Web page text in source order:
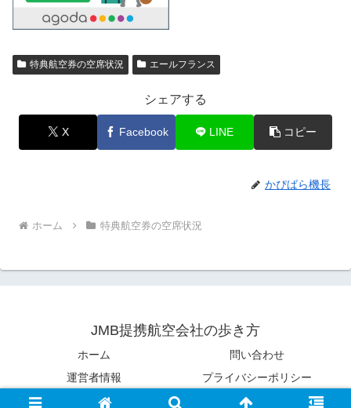
特典航空券の空席状況 エールフランス
シェアする
X Facebook LINE コピー
かぴばら機長
ホーム 特典航空券の空席状況
JMB提携航空会社の歩き方
ホーム
問い合わせ
運営者情報
プライバシーポリシー
© 2023 JMB提携航空会社の歩き方.